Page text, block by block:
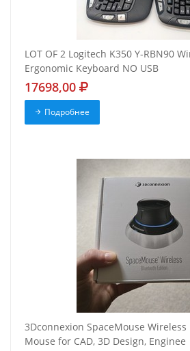
LOT OF 2 Logitech K350 Y-RBN90
Ergonomic Keyboard NO USB
17698,00
Подробнее
3Dconnexion SpaceMouse
Mouse for CAD, 3D Design, Enginee